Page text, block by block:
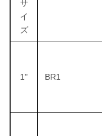
サ
イ
ズ
1" BR1